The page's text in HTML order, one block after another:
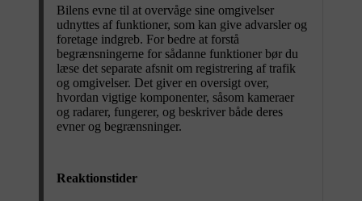
Bilens evne til at overvåge sine omgivelser
udnyttes af funktioner, som kan give advarsler og
foretage indgreb. For bedre at forstå
begrænsningerne for sådanne funktioner bør du
læse det separate afsnit om registrering af trafik
og omgivelser. Det giver en oversigt over,
hvordan vigtige komponenter, såsom kameraer
og radarer, fungerer, og beskriver både deres
evner og begrænsninger.
Reaktionstider